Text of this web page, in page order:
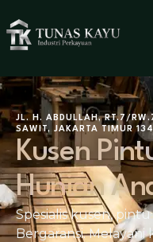
JL. H. ABDULLAH, RT.7/
SAWIT, JAKARTA TIMUR
Kusen
Hunian
Spesialis kusen,
Bergaransi.